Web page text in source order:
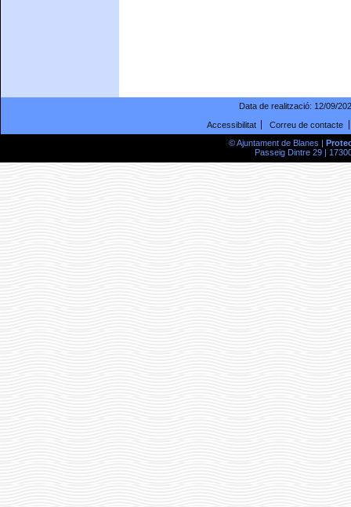
Data de realització: 12/09/
Accessibilitat
Correu de contacte
© Ajuntament de Blanes |
Passeig Dintre 29 |